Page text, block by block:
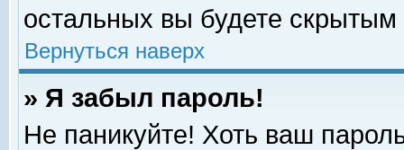
остальных вы будете скрытым
Вернуться наверх
» Я забыл пароль!
Не паникуйте! Хоть ваш